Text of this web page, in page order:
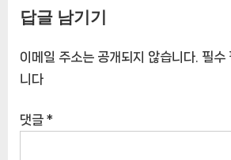
답글 남기기
이메일 주소는 공개되지 않습니다. 필수
니다
댓글 *